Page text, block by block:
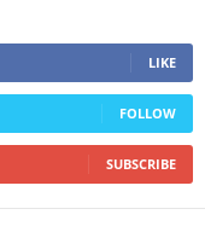
LIKE
FOLLOW
SUBSCRIBE